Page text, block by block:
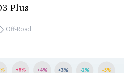
Plus
Off-Road